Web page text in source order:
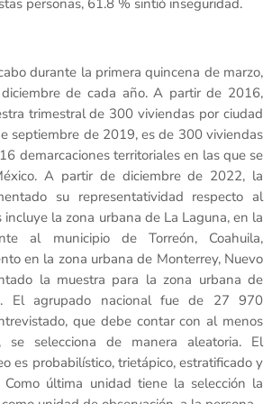
personas, 61.8 % sintió inseguridad.
durante la primera quincena de marzo,
de cada año. A partir de 2016,
trimestral de 300 viviendas por ciudad
septiembre de 2019, es de 300 viviendas
demarcaciones territoriales en las que se
A partir de diciembre de 2022, la
su representatividad respecto al
incluye la zona urbana de La Laguna, en la
al municipio de Torreón, Coahuila,
en la zona urbana de Monterrey, Nuevo
la muestra para la zona urbana de
El agrupado nacional fue de 27 970
que debe contar con al menos
selecciona de manera aleatoria. El
es probabilístico, trietápico, estratificado y
Como última unidad tiene la selección la